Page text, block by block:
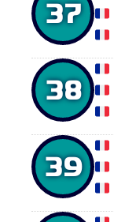
37
38
39